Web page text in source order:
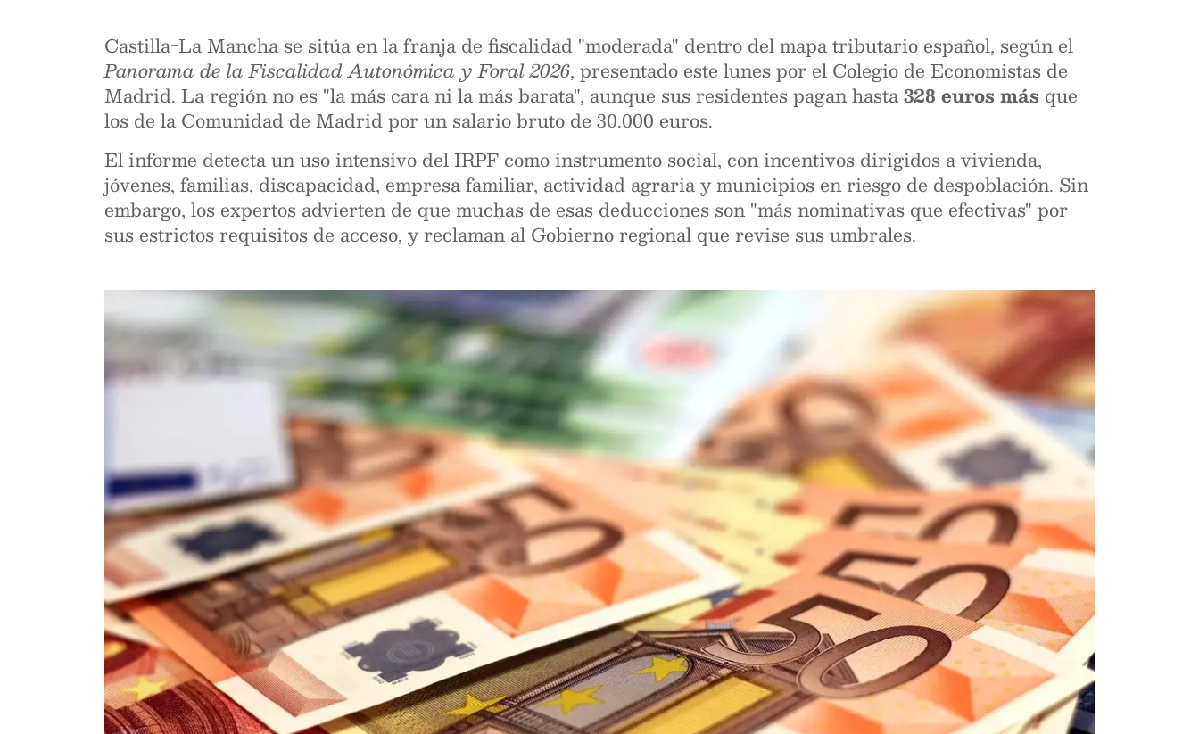
Castilla-La Mancha se sitúa en la franja de fiscalidad "moderada" dentro del mapa tributario español, según el
Panorama de la Fiscalidad Autonómica y Foral 2026, presentado este lunes por el Colegio de Economistas de
Madrid. La región no es "la más cara ni la más barata", aunque sus residentes pagan hasta328 euros más que
los de la Comunidad de Madrid por un salario bruto de 30.000 euros.
El informe detecta un uso intensivo del IRPF como instrumento social, con incentivos dirigidos a vivienda,
jóvenes, familias, discapacidad, empresa familiar, actividad agraria y municipios en riesgo de despoblación. Sin
embargo, los expertos advierten de que muchas de esas deducciones son "más nominativas que efectivas" por
sus estrictos requisitos de acceso, y reclaman al Gobierno regional que revise sus umbrales.